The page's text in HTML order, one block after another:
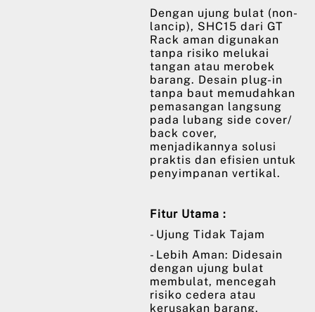
Dengan ujung bulat (non-
lancip), SHC15 dari GT
Rack aman digunakan
tanpa risiko melukai
tangan atau merobek
barang. Desain plug-in
tanpa baut memudahkan
pemasangan langsung
pada lubang side cover/
back cover,
menjadikannya solusi
praktis dan efisien untuk
penyimpanan vertikal.
Fitur Utama :
- Ujung Tidak Tajam
- Lebih Aman: Didesain
dengan ujung bulat
membulat, mencegah
risiko cedera atau
kerusakan barang.